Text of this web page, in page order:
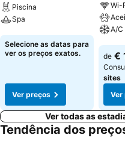
Piscina
Spa
Ver preços
Selecione as datas para
ver os preços exatos.
Ver preços
Wi-
A/C
Ver
de €
sites
Ver
Ver todas as
Tendência dos